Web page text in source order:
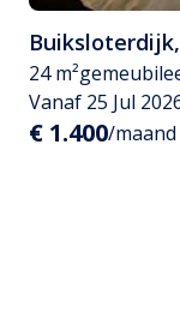
Buiksloterdijk,
24 m²
Vanaf 25 Jul
€ 1.400/maand